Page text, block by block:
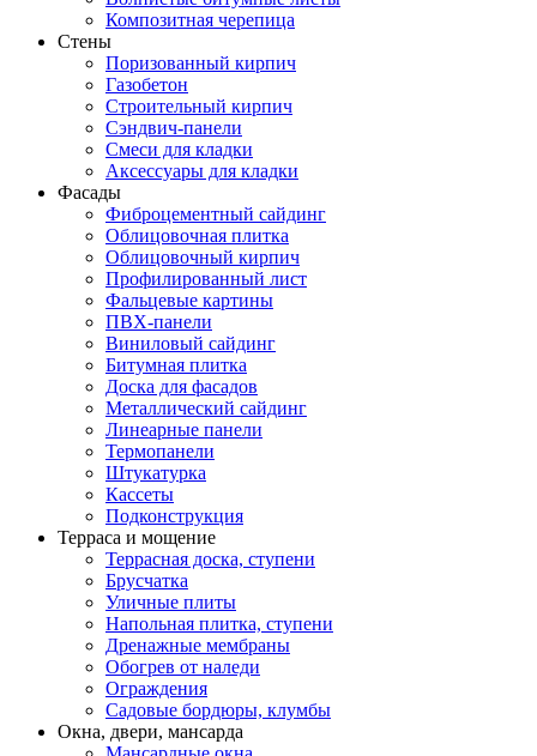
Композитная черепица
Стены
Поризованный кирпич
Газобетон
Строительный кирпич
Сэндвич-панели
Смеси для кладки
Аксессуары для кладки
Фасады
Фиброцементный сайдинг
Облицовочная плитка
Облицовочный кирпич
Профилированный лист
Фальцевые картины
ПВХ-панели
Виниловый сайдинг
Битумная плитка
Доска для фасадов
Металлический сайдинг
Линеарные панели
Термопанели
Штукатурка
Кассеты
Подконструкция
Терраса и мощение
Террасная доска, ступени
Брусчатка
Уличные плиты
Напольная плитка, ступени
Дренажные мембраны
Обогрев от наледи
Ограждения
Садовые бордюры, клумбы
Окна, двери, мансарда